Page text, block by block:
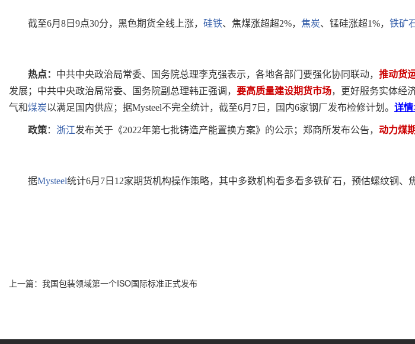
截至6月8日9点30分，黑色期货全线上涨， 硅铁、焦煤涨超超2%， 焦炭、锰硅涨超1%， 铁矿
热点： 中共中央政治局常委、国务院总理李克强表示，各地各部门要强化协同联动， 推动货
发展；中共中央政治局常委、国务院副总理韩正强调， 要高质量建设期货市场，更好服务实体经
气和煤炭以满足国内供应；据Mysteel不完全统计，截至6月7日，国内6家钢厂发布检修计划。 详情
政策： 浙江发布关于《2022年第七批铸造产能置换方案》的公示；郑商所发布公告， 动力煤
据Mysteel统计6月7日12家期货机构操作策略，其中多数机构看多看多铁矿石，预估螺纹钢、
上一篇： 我国包装领域第一个ISO国际标准正式发布